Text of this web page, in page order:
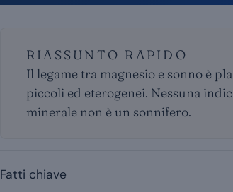
RIASSUNTO RAPIDO
Il legame tra magnesio e sonno è
piccoli ed eterogenei. Nessuna
minerale non è un sonnifero.
Fatti chiave